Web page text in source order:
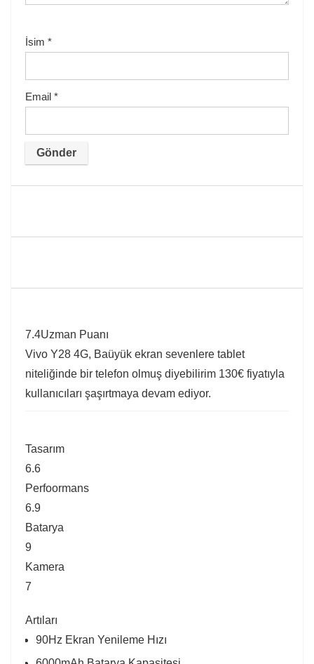
İsim *
Email *
7.4Uzman Puanı
Vivo Y28 4G, Baüyük ekran sevenlere tablet
niteliğinde bir telefon olmuş diyebilirim 130€ fiyatıyla
kullanıcıları şaşırtmaya devam ediyor.
Tasarım
6.6
Perfoormans
6.9
Batarya
9
Kamera
7
Artıları
90Hz Ekran Yenileme Hızı